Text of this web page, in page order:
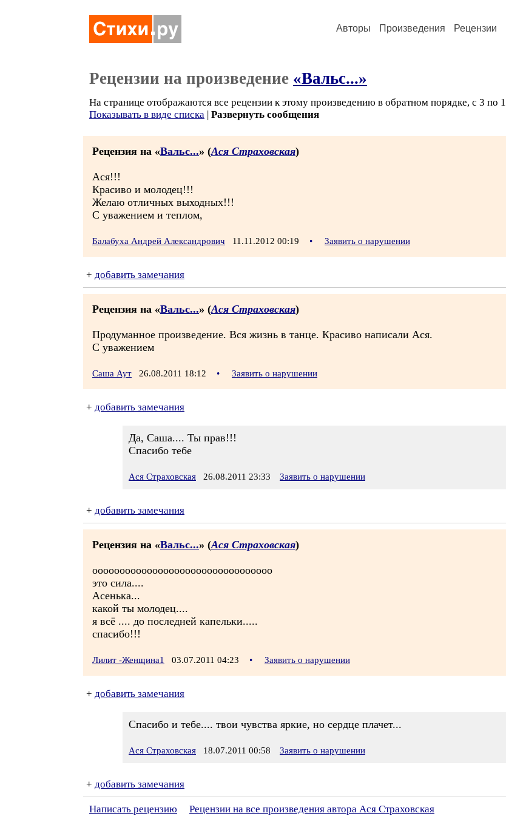
Авторы Произведения Рецензии
Рецензии на произведение «Вальс...»
На странице отображаются все рецензии к этому произведению в обратном порядке, с 3 по 1
Показывать в виде списка | Развернуть сообщения
Рецензия на «Вальс...» (Ася Страховская)
Ася!!!
Красиво и молодец!!!
Желаю отличных выходных!!!
С уважением и теплом,
Балабуха Андрей Александрович 11.11.2012 00:19 • Заявить о нарушении
+ добавить замечания
Рецензия на «Вальс...» (Ася Страховская)
Продуманное произведение. Вся жизнь в танце. Красиво написали Ася.
С уважением
Саша Аут 26.08.2011 18:12 • Заявить о нарушении
+ добавить замечания
Да, Саша.... Ты прав!!!
Спасибо тебе
Ася Страховская 26.08.2011 23:33 Заявить о нарушении
+ добавить замечания
Рецензия на «Вальс...» (Ася Страховская)
ооооооооооооооооооооооооооооооооо
это сила....
Асенька...
какой ты молодец....
я всё .... до последней капельки.....
спасибо!!!
Лилит -Женщина1 03.07.2011 04:23 • Заявить о нарушении
+ добавить замечания
Спасибо и тебе.... твои чувства яркие, но сердце плачет...
Ася Страховская 18.07.2011 00:58 Заявить о нарушении
+ добавить замечания
Написать рецензию Рецензии на все произведения автора Ася Страховская